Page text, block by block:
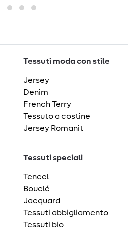
Tessuti moda con stile
Jersey
Denim
French Terry
Tessuto a costine
Jersey Romanit
Tessuti speciali
Tencel
Bouclé
Jacquard
Tessuti abbigliamento
Tessuti bio